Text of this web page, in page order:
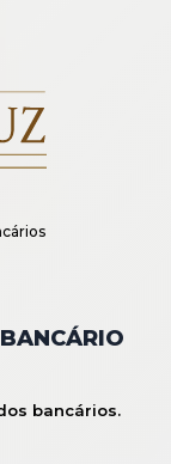
bancários.